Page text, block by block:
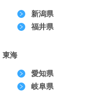
新潟県
福井県
東海
愛知県
岐阜県